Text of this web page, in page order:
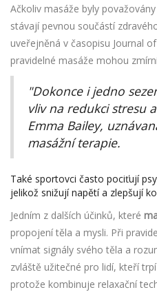
Ačkoliv masáže byly
stávají pevnou součástí
uveřejněná v časopisu Journal
pravidelné masáže mohou
"Dokonce i jedno
vliv na redukci stresu
Emma Bailey,
masážní terapie.
Také sportovci často pociťují
jelikož snižují napětí a zlepšují
Jedním z dalších účinků, které
propojení těla a mysli. Při
vnímat signály svého těla a
zvláště užitečné pro lidí, kteří
protože kombinuje relaxační